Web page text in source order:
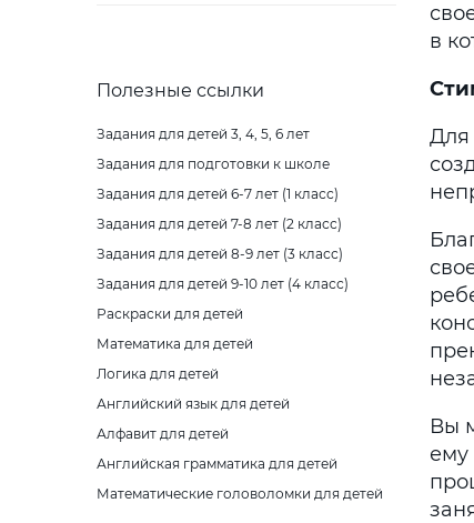
Полезные ссылки
Задания для детей 3, 4, 5, 6 лет
Задания для подготовки к школе
Задания для детей 6-7 лет (1 класс)
Задания для детей 7-8 лет (2 класс)
Задания для детей 8-9 лет (3 класс)
Задания для детей 9-10 лет (4 класс)
Раскраски для детей
Математика для детей
Логика для детей
Английский язык для детей
Алфавит для детей
Английская грамматика для детей
Математические головоломки для детей
в
Для
Вы
ему